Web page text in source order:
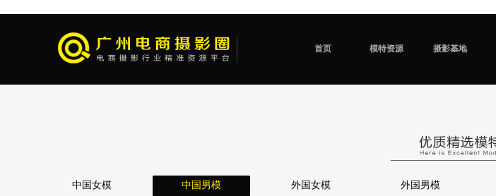
首页 模特资源 摄影基地
中国女模 中国男模 外国女模 外国男模